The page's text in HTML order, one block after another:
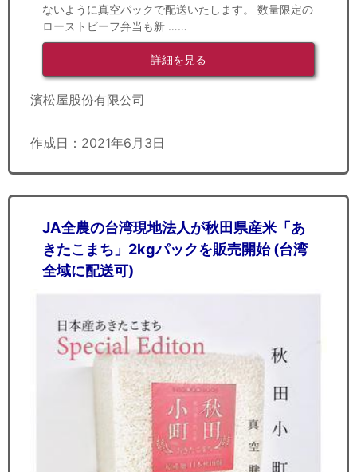
ないように真空パックで配送いたします。 数量限定の
ローストビーフ弁当も新 ……
詳細を見る
濱松屋股份有限公司
作成日：2021年6月3日
JA全農の台湾現地法人が秋田県産米「あ
きたこまち」2kgパックを販売開始 (台湾
全域に配送可)